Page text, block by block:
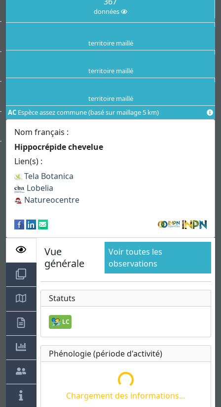
données
territoire maillé
territoire maillé
territoire maillé
AC Espèce assez commune (basé sur maillage 5 km)
Nom français :
Hippocrépide chevelue
Lien(s) :
Tela Botanica
Lobelia
Natureocentre
Vue
générale
Voir toutes les
observations
Statuts
LC
Phénologie (période d'activité)
Chargement des informations...
Chargement des informations...